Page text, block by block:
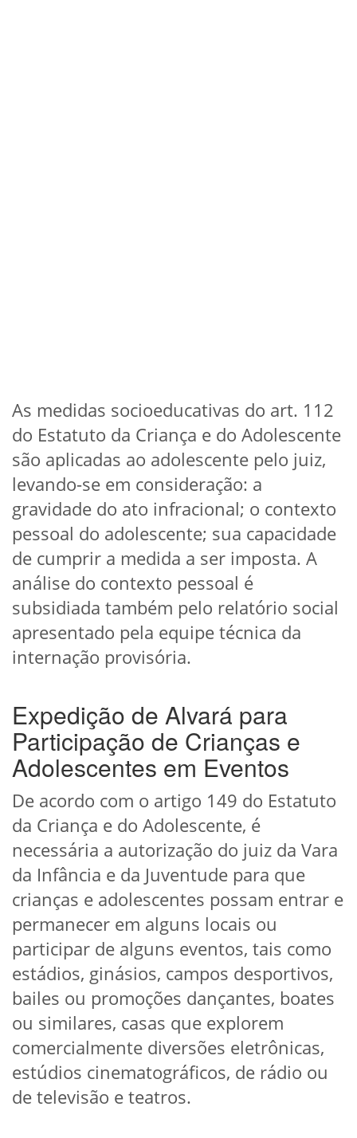
As medidas socioeducativas do art. 112
do Estatuto da Criança e do Adolescente
são aplicadas ao adolescente pelo juiz,
levando-se em consideração: a
gravidade do ato infracional; o contexto
pessoal do adolescente; sua capacidade
de cumprir a medida a ser imposta. A
análise do contexto pessoal é
subsidiada também pelo relatório social
apresentado pela equipe técnica da
internação provisória.
Expedição de Alvará para
Participação de Crianças e
Adolescentes em Eventos
De acordo com o artigo 149 do Estatuto
da Criança e do Adolescente, é
necessária a autorização do juiz da Vara
da Infância e da Juventude para que
crianças e adolescentes possam entrar e
permanecer em alguns locais ou
participar de alguns eventos, tais como
estádios, ginásios, campos desportivos,
bailes ou promoções dançantes, boates
ou similares, casas que explorem
comercialmente diversões eletrônicas,
estúdios cinematográficos, de rádio ou
de televisão e teatros.